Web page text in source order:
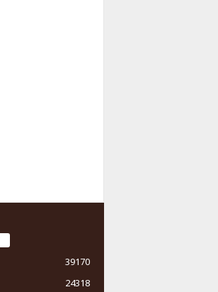
39170
24318